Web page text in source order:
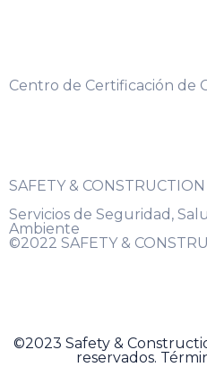
Centro de Certificación de
SAFETY & CONSTRUCTION
Servicios de Seguridad,
Ambiente
©2022 SAFETY &
©2023 Safety &
reservados.